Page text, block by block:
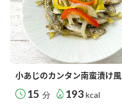
小あじのカンタン南蛮漬け風
15 分 193 kcal